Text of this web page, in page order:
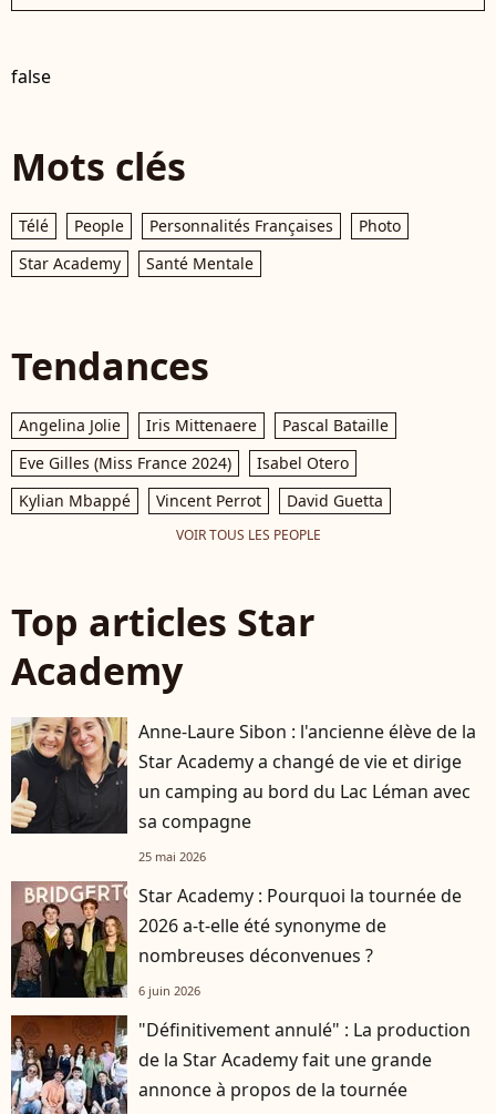
false
Mots clés
Télé People Personnalités Françaises
Photo
Star Academy
Santé Mentale
Tendances
Angelina Jolie Iris Mittenaere
Pascal Bataille
Eve Gilles (Miss France 2024)
Isabel Otero
Kylian Mbappé
Vincent Perrot David Guetta
VOIR TOUS LES PEOPLE
Top articles Star
Academy
Anne-Laure Sibon : l'ancienne élève de la
Star Academy a changé de vie et dirige
un camping au bord du Lac Léman avec
sa compagne
25 mai 2026
Star Academy : Pourquoi la tournée de
2026 a-t-elle été synonyme de
nombreuses déconvenues ?
6 juin 2026
"Définitivement annulé" : La production
de la Star Academy fait une grande
annonce à propos de la tournée